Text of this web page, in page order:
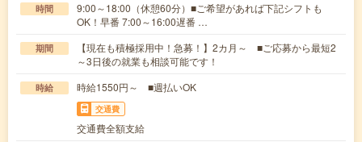
時間
9:00～18:00（休憩60分）■ご希望があれば下記シフトも
OK！早番 7:00～16:00遅番 …
期間
【現在も積極採用中！急募！】2カ月～ ■ご応募から最短2
～3日後の就業も相談可能です！
時給 時給1550円～ ■週払いOK
交通費
交通費全額支給